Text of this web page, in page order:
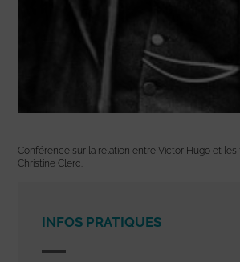
Conférence sur la relation entre Victor Hugo et les
Christine Clerc.
INFOS PRATIQUES